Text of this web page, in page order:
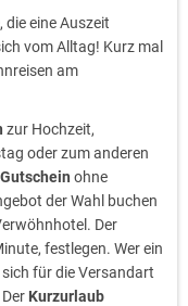
die eine Auszeit
vom Alltag! Kurz mal
am
zur Hochzeit,
oder zum anderen
Gutschein ohne
der Wahl buchen
Der
festlegen. Wer ein
für die Versandart
Kurzurlaub